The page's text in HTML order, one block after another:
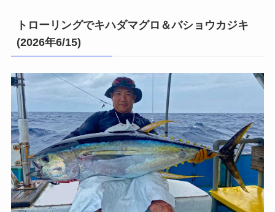
トローリングでキハダマグロ＆バショウカジキ
(2026年6/15)